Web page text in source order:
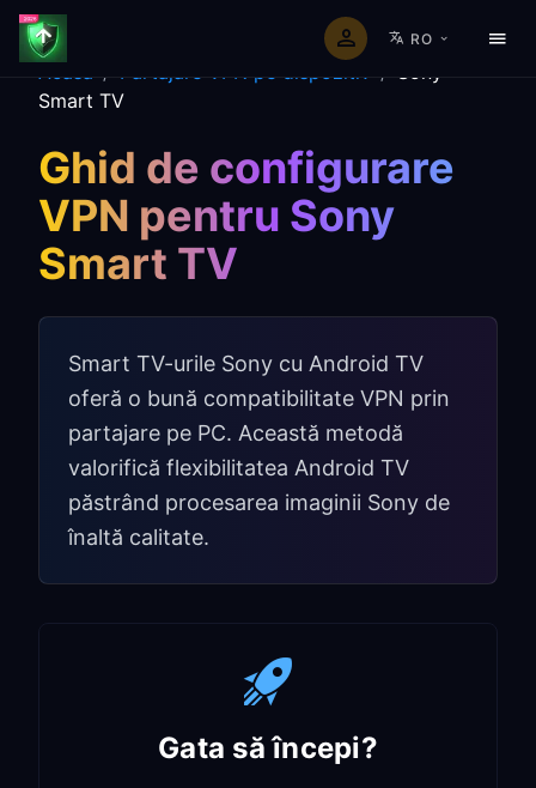
RO
Acasă / Partajare VPN pe dispozitiv /
Sony
Smart TV
Ghid de configurare
VPN pentru Sony
Smart TV
Smart TV-urile Sony cu Android TV
oferă o bună compatibilitate VPN prin
partajare pe PC. Această metodă
valorifică flexibilitatea Android TV
păstrând procesarea imaginii Sony de
înaltă calitate.
Gata să începi?